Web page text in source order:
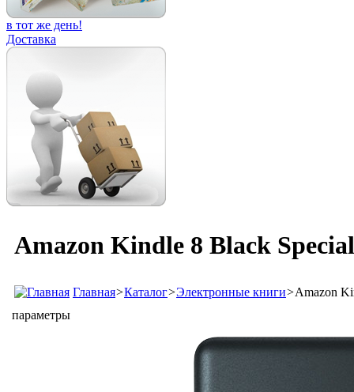
в тот же день!
Доставка
Amazon Kindle 8 Black
Главная>Каталог>Электронные книги>Amazon
параметры